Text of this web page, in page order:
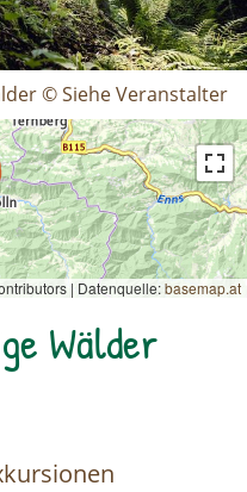
© Siehe Veranstalter
| Datenquelle:basemap.at
Wälder